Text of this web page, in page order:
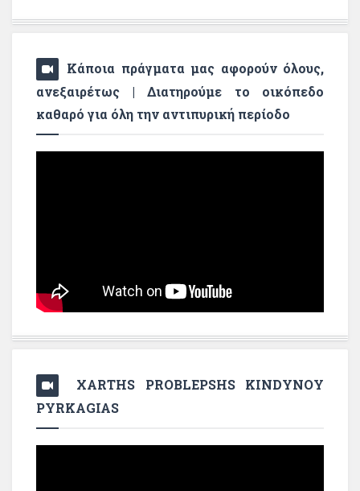
Κάποια πράγματα μας αφορούν όλους,
ανεξαιρέτως | Διατηρούμε το οικόπεδο
καθαρό για όλη την αντιπυρική περίοδο
XARTHS PROBLEPSHS KINDYNOY
PYRKAGIAS